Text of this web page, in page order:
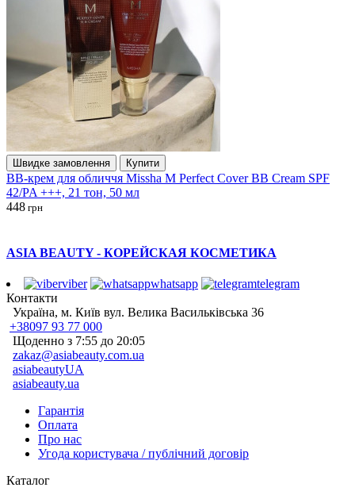
Швидке замовлення Купити
BB-крем для обличчя Missha M Perfect Cover BB Cream SPF
42/PA +++, 21 тон, 50 мл
448 грн
ASIA BEAUTY - КОРЕЙСКАЯ КОСМЕТИКА
viber whatsapp
telegram
Контакти
Україна, м. Київ вул. Велика Васильківська 36
+38097 93 77 000
Щоденно з 7:55 до 20:05
zakaz@asiabeauty.com.ua
asiabeautyUA
asiabeauty.ua
Гарантія
Оплата
Про нас
Угода користувача / публічний договір
Каталог